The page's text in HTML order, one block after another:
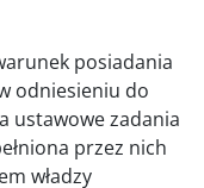
posiadania
odniesieniu do
ustawowe zadania
przez nich
władzy